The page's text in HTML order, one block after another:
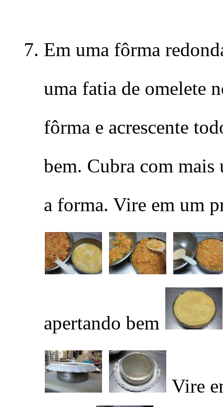
Em uma fôrma
uma fatia de omelete
fôrma e acrescente
bem. Cubra com mais
a forma. Vire em um
apertando bem
Vire